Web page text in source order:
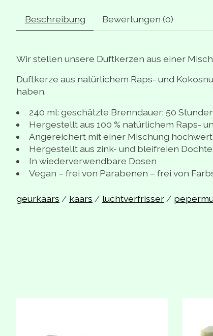
Beschreibung Bewertungen (0)
Wir stellen unsere Duftkerzen aus einer
Duftkerze aus natürlichem Raps- und
haben.
240 ml: geschätzte Brenndauer: 50
Hergestellt aus 100 % natürlichem Raps-
Angereichert mit einer Mischung
Hergestellt aus zink- und bleifreien
In wiederverwendbare Dosen
Vegan – frei von Parabenen – frei von
geurkaars / kaars / luchtverfrisser /